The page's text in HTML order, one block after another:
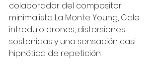
colaborador del compositor
minimalista La Monte Young, Cale
introdujo drones, distorsiones
sostenidas y una sensación casi
hipnótica de repetición.